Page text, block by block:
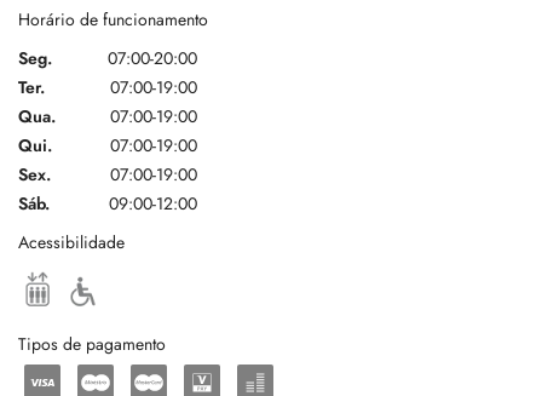
Horário de funcionamento
Seg.
07:00-20:00
Ter.
07:00-19:00
Qua.
07:00-19:00
Qui.
07:00-19:00
Sex.
07:00-19:00
Sáb.
09:00-12:00
Acessibilidade
Tipos de pagamento